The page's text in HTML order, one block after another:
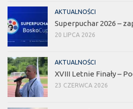
AKTUALNOŚCI
Superpuchar 2026 –
20 LIPCA 2026
AKTUALNOŚCI
XVIII Letnie Finały –
23 CZERWCA 2026